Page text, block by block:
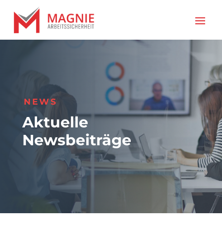
NEWS
Aktuelle
Newsbeiträge